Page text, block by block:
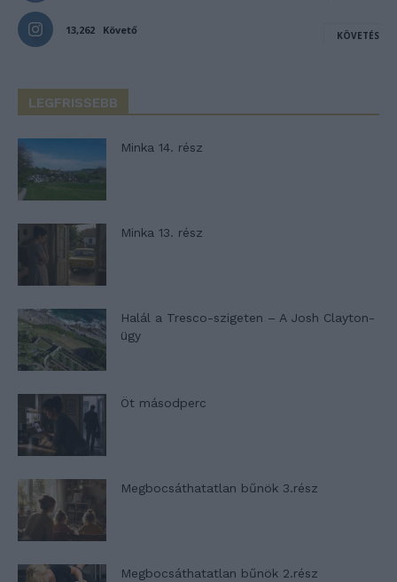
13,262 Követő KÖVETÉS
LEGFRISSEBB
Minka 14. rész
Minka 13. rész
Halál a Tresco-szigeten – A Josh Clayton-
ügy
Öt másodperc
Megbocsáthatatlan bűnök 3.rész
Megbocsáthatatlan bűnök 2.rész